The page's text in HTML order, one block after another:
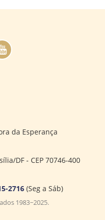
da Esperança
DF - CEP 70746-400
2716(Seg a Sáb)
1983~2025.